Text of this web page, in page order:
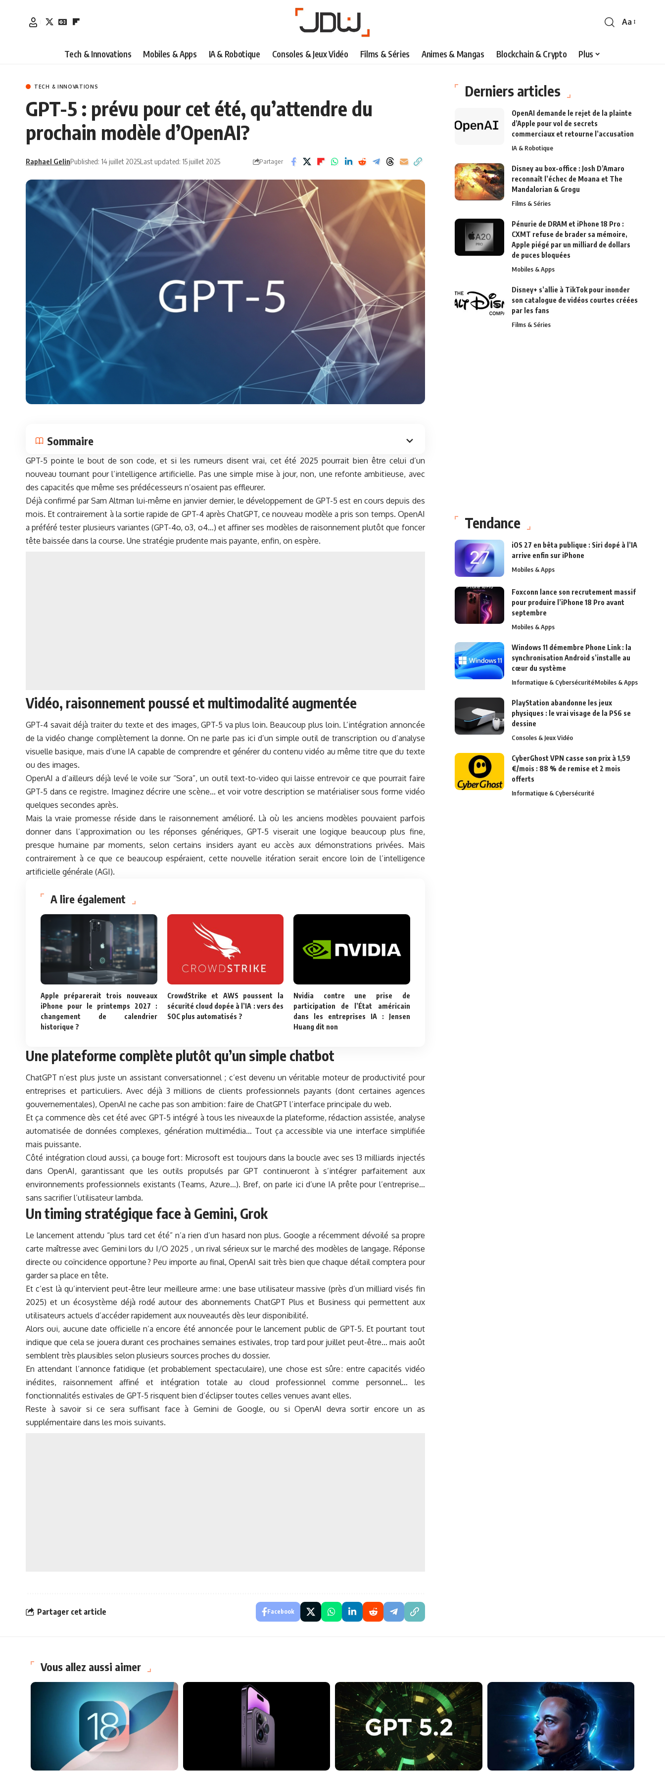
Aa
Tech & Innovations Mobiles & Apps IA & Robotique Consoles & Jeux Vidéo Films & Séries Animes & Mangas Blockchain & Crypto Plus
TECH & INNOVATIONS
GPT-5 : prévu pour cet été, qu’attendre du
prochain modèle d’OpenAI?
Raphael GelinPublished: 14 juillet 2025Last updated: 15 juillet 2025 Partager
Sommaire
GPT-5 pointe le bout de son code, et si les rumeurs disent vrai, cet été 2025 pourrait bien être celui d’un
nouveau tournant pour l’intelligence artificielle. Pas une simple mise à jour, non, une refonte ambitieuse, avec
des capacités que même ses prédécesseurs n’osaient pas effleurer.
Déjà confirmé par Sam Altman lui-même en janvier dernier, le développement de GPT-5 est en cours depuis des
mois. Et contrairement à la sortie rapide de GPT-4 aprèsChatGPT, ce nouveau modèle a pris son temps. OpenAI
a préféré tester plusieurs variantes (GPT-4o, o3, o4…) et affiner ses modèles de raisonnement plutôt que foncer
tête baissée dans la course. Une stratégie prudente mais payante, enfin, on espère.
Vidéo, raisonnement poussé et multimodalité augmentée
GPT-4 savait déjà traiter du texte et des images, GPT-5 va plus loin. Beaucoup plus loin. L’intégration annoncée
de la vidéo change complètement la donne. On ne parle pas ici d’un simple outil de transcription ou d’analyse
visuelle basique, mais d’une IA capable de comprendre et générer du contenu vidéo au même titre que du texte
ou des images.
OpenAI a d’ailleurs déjà levé le voile sur “Sora”, un outil text-to-video qui laisse entrevoir ce que pourrait faire
GPT-5 dans ce registre. Imaginez décrire une scène… et voir votre description se matérialiser sous forme vidéo
quelques secondes après.
Mais la vraie promesse réside dans le raisonnement amélioré. Là où les anciens modèles pouvaient parfois
donner dans l’approximation ou les réponses génériques, GPT-5 viserait une logique beaucoup plus fine,
presque humaine par moments, selon certains insiders ayant eu accès aux démonstrations privées. Mais
contrairement à ce que ce beaucoup espéraient, cette nouvelle itération serait encore loin de l’intelligence
artificielle générale (AGI).
A lire également
Apple préparerait trois nouveaux
iPhone pour le printemps 2027 :
changement de calendrier
historique ?
CrowdStrike et AWS poussent la
sécurité cloud dopée à l’IA : vers des
SOC plus automatisés ?
Nvidia contre une prise de
participation de l’État américain
dans les entreprises IA : Jensen
Huang dit non
Une plateforme complète plutôt qu’un simple chatbot
ChatGPT n’est plus juste un assistant conversationnel ; c’est devenu un véritable moteur de productivité pour
entreprises et particuliers. Avec déjà 3 millions de clients professionnels payants (dont certaines agences
gouvernementales), OpenAI ne cache pas son ambition : faire de ChatGPT l’interface principale du web.
Et ça commence dès cet été avec GPT-5 intégré à tous les niveaux de la plateforme, rédaction assistée, analyse
automatisée de données complexes, génération multimédia… Tout ça accessible via une interface simplifiée
mais puissante.
Côté intégration cloud aussi, ça bouge fort : Microsoft est toujours dans la boucle avec ses 13 milliards injectés
dans OpenAI, garantissant que les outils propulsés par GPT continueront à s’intégrer parfaitement aux
environnements professionnels existants (Teams, Azure…). Bref, on parle ici d’une IA prête pour l’entreprise…
sans sacrifier l’utilisateur lambda.
Un timing stratégique face à Gemini, Grok
Le lancement attendu “plus tard cet été” n’a rien d’un hasard non plus. Google a récemment dévoilé sa propre
carte maîtresse avec Gemini lors du I/O 2025 , un rival sérieux sur le marché des modèles de langage. Réponse
directe ou coïncidence opportune ? Peu importe au final, OpenAI sait très bien que chaque détail comptera pour
garder sa place en tête.
Et c’est là qu’intervient peut-être leur meilleure arme : une base utilisateur massive (près d’un milliard visés fin
2025) et un écosystème déjà rodé autour des abonnements ChatGPT Plus et Business qui permettent aux
utilisateurs actuels d’accéder rapidement aux nouveautés dès leur disponibilité.
Alors oui, aucune date officielle n’a encore été annoncée pour le lancement public de GPT-5. Et pourtant tout
indique que cela se jouera durant ces prochaines semaines estivales, trop tard pour juillet peut-être… mais août
semblent très plausibles selon plusieurs sources proches du dossier.
En attendant l’annonce fatidique (et probablement spectaculaire), une chose est sûre : entre capacités vidéo
inédites, raisonnement affiné et intégration totale au cloud professionnel comme personnel… les
fonctionnalités estivales de GPT-5 risquent bien d’éclipser toutes celles venues avant elles.
Reste à savoir si ce sera suffisant face à Gemini de Google, ou si OpenAI devra sortir encore un as
supplémentaire dans les mois suivants.
Partager cet article Facebook
Derniers articles
OpenAI demande le rejet de la plainte
d’Apple pour vol de secrets
commerciaux et retourne l’accusation
IA & Robotique
Disney au box-office : Josh D’Amaro
reconnaît l’échec de Moana et The
Mandalorian & Grogu
Films & Séries
Pénurie de DRAM et iPhone 18 Pro :
CXMT refuse de brader sa mémoire,
Apple piégé par un milliard de dollars
de puces bloquées
Mobiles & Apps
Disney+ s’allie à TikTok pour inonder
son catalogue de vidéos courtes créées
par les fans
Films & Séries
Tendance
iOS 27 en bêta publique : Siri dopé à l’IA
arrive enfin sur iPhone
Mobiles & Apps
Foxconn lance son recrutement massif
pour produire l’iPhone 18 Pro avant
septembre
Mobiles & Apps
Windows 11 démembre Phone Link : la
synchronisation Android s’installe au
cœur du système
Informatique & CybersécuritéMobiles & Apps
PlayStation abandonne les jeux
physiques : le vrai visage de la PS6 se
dessine
Consoles & Jeux Vidéo
CyberGhost VPN casse son prix à 1,59
€/mois : 88 % de remise et 2 mois
offerts
Informatique & Cybersécurité
Vous allez aussi aimer